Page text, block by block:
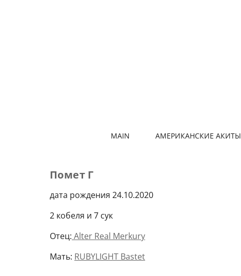
MAIN АМЕРИКАНСКИЕ АКИТЫ
Помет Г
дата рождения 24.10.2020
2 кобеля и 7 сук
Отец: Alter Real Merkury
Мать: RUBYLIGHT Вastet